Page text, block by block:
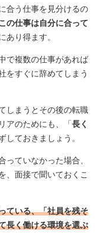
合う仕事を見分けるの
の仕事は自分に合って
あり得ます。
で複数の仕事があれば
をすぐに辞めてしまう
しまうとその後の転職
アのためにも、「長く
しておきましょう。
っていなかった場合、
、面接で聞いておくこ
ている、「社員を残そ
長く働ける環境を選ぶ